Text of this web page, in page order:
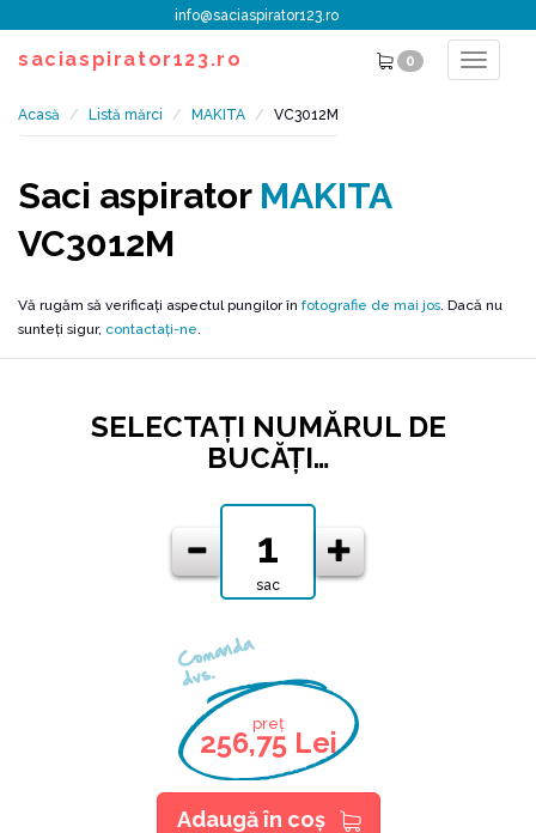
info@saciaspirator123.ro
saciaspirator123.ro 0
Toggle
Acasă Listă mărci MAKITA VC3012M
Saci aspirator MAKITA
VC3012M
Vă rugăm să verificați aspectul pungilor în fotografie de mai jos. Dacă nu
sunteți sigur, contactați-ne.
SELECTAŢI NUMĂRUL DE
BUCĂŢI…
sac
Comanda
dvs.
preț
256,75 Lei
Adaugă în coş